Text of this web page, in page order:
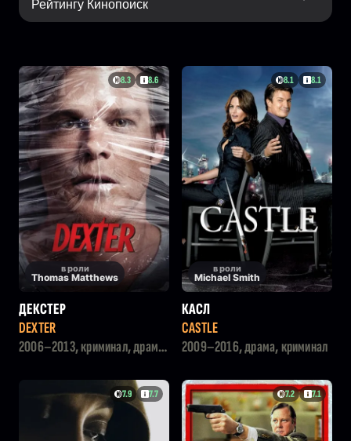
8.3 8.6
в роли
Thomas Matthews
ДЕКСТЕР
DEXTER
2006–2013, криминал, драма,
8.1 8.1
в роли
Michael Smith
КАСЛ
CASTLE
2009–2016, драма, криминал
7.9 7.7 7.2 7.1